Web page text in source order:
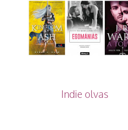
Indie olvas